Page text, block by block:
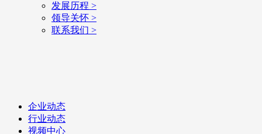
发展历程 >
领导关怀 >
联系我们 >
企业动态
行业动态
视频中心